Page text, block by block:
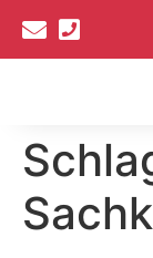
springen